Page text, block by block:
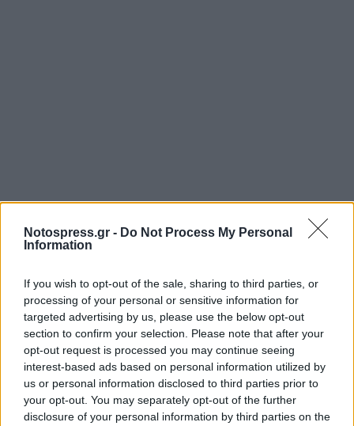
Notospress.gr - Do Not Process My Personal
Information
If you wish to opt-out of the sale, sharing to third parties, or
processing of your personal or sensitive information for
targeted advertising by us, please use the below opt-out
section to confirm your selection. Please note that after your
opt-out request is processed you may continue seeing
interest-based ads based on personal information utilized by
us or personal information disclosed to third parties prior to
your opt-out. You may separately opt-out of the further
disclosure of your personal information by third parties on the